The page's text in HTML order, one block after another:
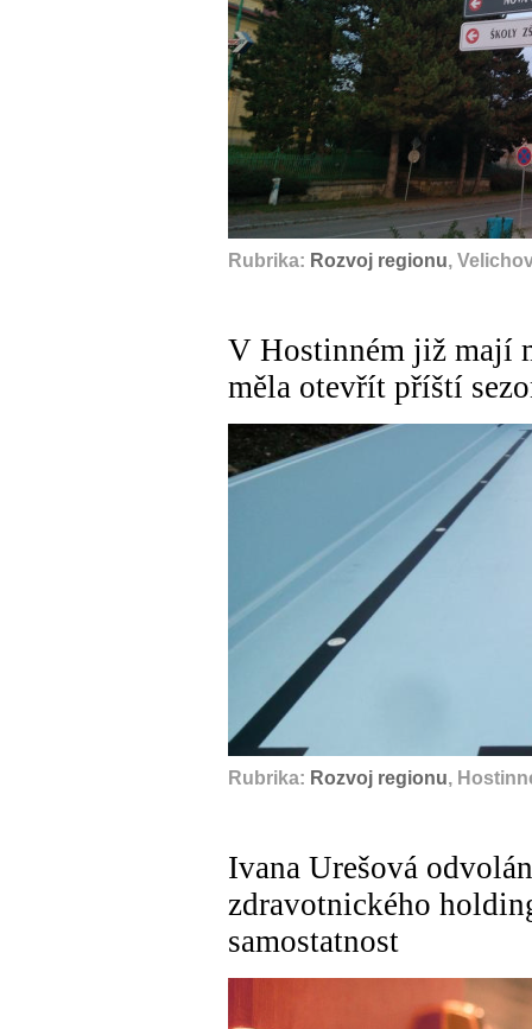
Rubrika: Rozvoj regionu,
V Hostinném již mají
měla otevřít příští
Rubrika: Rozvoj regionu,
Ivana Urešová
zdravotnického
samostatnost